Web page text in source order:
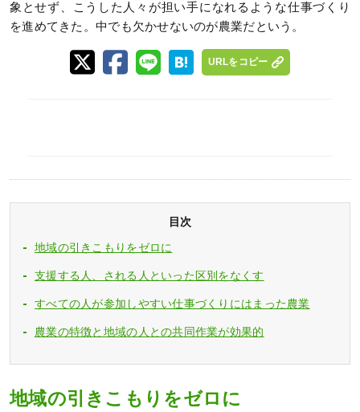
象とせず、こうした人々が担い手になれるような仕事づくり
を進めてきた。中でも欠かせないのが農業だという。
URLをコピー
目次
地域の引きこもりをゼロに
支援する人、される人といった区別をなくす
すべての人が参加しやすい仕事づくりにはまった農業
農業の特徴と地域の人との共同作業が効果的
地域の引きこもりをゼロに